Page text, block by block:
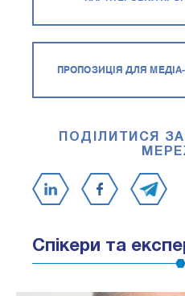
ПРОПОЗИЦІЯ ДЛЯ
ПОДІЛИТИСЯ
Спікери та